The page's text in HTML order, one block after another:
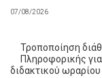
07/08/2026
Τροποποίηση
Πληροφορικής
διδακτικού ωραρίου